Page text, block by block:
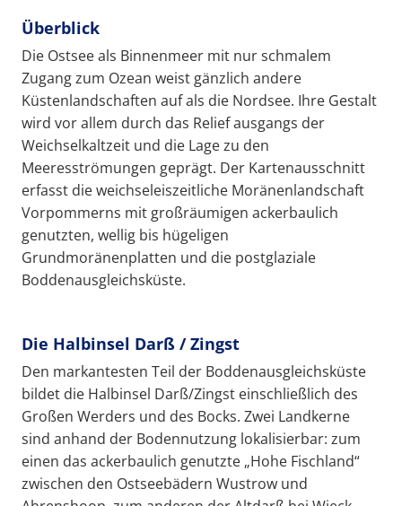
Überblick
Die Ostsee als Binnenmeer mit nur schmalem
Zugang zum Ozean weist gänzlich andere
Küstenlandschaften auf als die Nordsee. Ihre Gestalt
wird vor allem durch das Relief ausgangs der
Weichselkaltzeit und die Lage zu den
Meeresströmungen geprägt. Der Kartenausschnitt
erfasst die weichseleiszeitliche Moränenlandschaft
Vorpommerns mit großräumigen ackerbaulich
genutzten, wellig bis hügeligen
Grundmoränenplatten und die postglaziale
Boddenausgleichsküste.
Die Halbinsel Darß / Zingst
Den markantesten Teil der Boddenausgleichsküste
bildet die Halbinsel Darß/Zingst einschließlich des
Großen Werders und des Bocks. Zwei Landkerne
sind anhand der Bodennutzung lokalisierbar: zum
einen das ackerbaulich genutzte „Hohe Fischland“
zwischen den Ostseebädern Wustrow und